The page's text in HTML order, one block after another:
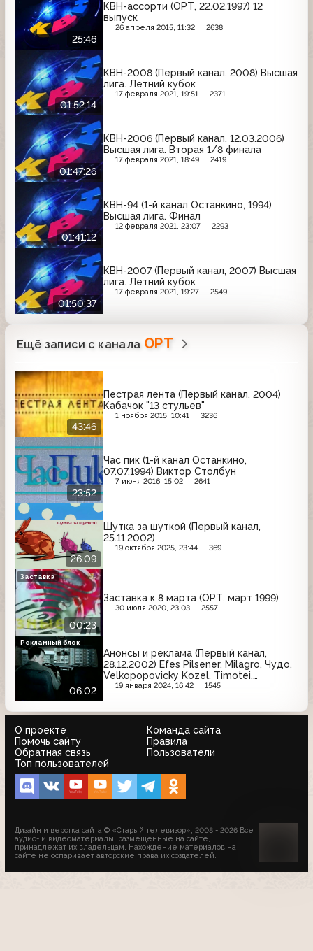
25:46
КВН-ассорти (ОРТ, 22.02.1997) 12
выпуск
26 апреля 2015, 11:32 2638
01:52:14
КВН-2008 (Первый канал, 2008) Высшая
лига. Летний кубок
17 февраля 2021, 19:51 2371
01:47:26
КВН-2006 (Первый канал, 12.03.2006)
Высшая лига. Вторая 1/8 финала
17 февраля 2021, 18:49 2419
01:41:12
КВН-94 (1-й канал Останкино, 1994)
Высшая лига. Финал
12 февраля 2021, 23:07 2293
01:50:37
КВН-2007 (Первый канал, 2007) Высшая
лига. Летний кубок
17 февраля 2021, 19:27 2549
Ещё записи с канала ОРТ
43:46
Пестрая лента (Первый канал, 2004)
Кабачок "13 стульев"
1 ноября 2015, 10:41 3236
23:52
Час пик (1-й канал Останкино,
07.07.1994) Виктор Столбун
7 июня 2016, 15:02 2641
26:09
Шутка за шуткой (Первый канал,
25.11.2002)
19 октября 2025, 23:44 369
00:23
Заставка к 8 марта (ОРТ, март 1999)
30 июля 2020, 23:03 2557
Заставка
06:02
Анонсы и реклама (Первый канал,
28.12.2002) Efes Pilsener, Milagro, Чудо,
Velkopopovicky Kozel, Timotei,
McDonald's, Colgate, Fa, Рондо, Nivea,
19 января 2024, 16:42 1545
Рекламный блок
О проекте
Команда сайта
Помочь сайту
Правила
Обратная связь
Пользователи
Топ пользователей
Дизайн и верстка сайта © «Старый телевизор»; 2008 - 2026 Все
аудио- и видеоматериалы, размещённые на сайте,
принадлежат их владельцам. Нахождение материалов на
сайте не оспаривает авторские права их создателей.